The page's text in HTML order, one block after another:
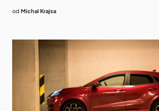
od Michal Krajsa